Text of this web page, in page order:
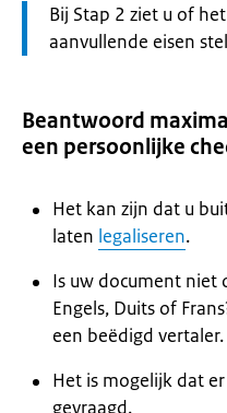
Let
op:
Bij Stap 2 ziet u of
aanvullende eisen
Beantwoord
een persoonlijke
Het kan zijn dat u
laten legaliseren.
Is uw document niet
Engels, Duits of
een beëdigd vertaler.
Het is mogelijk dat
gevraagd.